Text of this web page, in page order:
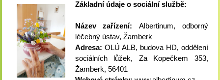
nákladů za ubytování a
příjmu 15 %, je povinna
doložit poskytovateli těchto
sociálních služeb výši svého
příjmu pro účely stanovení
úhrady s ohledem na to, aby
studenty z Gymnázia
A. Holečkové a za
doprovodu pana ředitele
Mgr. K. Koblížka.Všichni
byli přivítáni vedením
Albertina, panem ředitelem
Základní údaje o sociální službě:
Název zařízení: Albertinum, odborný
léčebný ústav, Žamberk
Adresa: OLÚ ALB, budova HD, oddělení
sociálních lůžek, Za Kopečkem 353,
Žamberk, 56401